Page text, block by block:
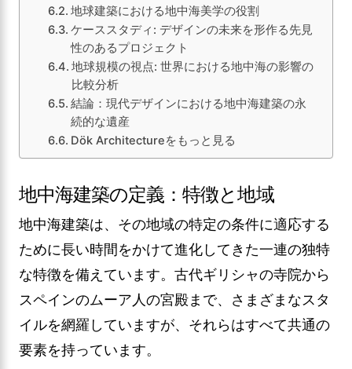
地球建築における地中海美学の役割
ケーススタディ: デザインの未来を形作る先見
性のあるプロジェクト
地球規模の視点: 世界における地中海の影響の
比較分析
結論：現代デザインにおける地中海建築の永
続的な遺産
Dök Architectureをもっと見る
地中海建築の定義：特徴と地域
地中海建築は、その地域の特定の条件に適応する
ために長い時間をかけて進化してきた一連の独特
な特徴を備えています。古代ギリシャの寺院から
スペインのムーア人の宮殿まで、さまざまなスタ
イルを網羅していますが、それらはすべて共通の
要素を持っています。